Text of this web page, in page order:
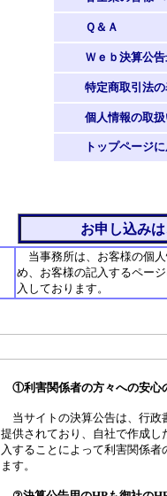
Ｑ＆Ａ
Ｗｅｂ決算公
特定商取引法
個人情報の取
トップページ
お申し込み
当事務所は、お客様の個
め、お客様の記入するペー
入しております。
①利害関係者の方々への安心
当サイトの決算公告は、行政
提供されており、自社で作成
入することによって利害関係
ます。